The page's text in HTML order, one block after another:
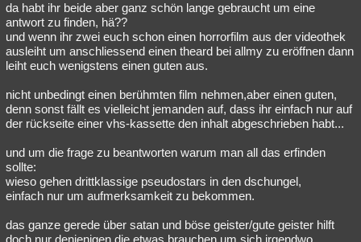
Natur Umfragen Unterhaltung
weitere Rubriken
Philosophie Träume Orte Esoterik Literatur
Astronomie Helpdesk Gruppen Gaming Filme
Musik Clash Verbesserungen Allmystery English
Besucht
Lesenswert Schlüsselwörter
da habt ihr beide aber ganz schön lange gebraucht um eine
antwort zu finden, hä??
und wenn ihr zwei euch schon einen horrorfilm aus der videothek
ausleiht um anschliessend einen theard bei allmy zu eröffnen dann
leiht euch wenigstens einen guten aus.
nicht unbedingt einen berühmten film nehmen,aber einen guten,
denn sonst fällt es vielleicht jemanden auf, dass ihr einfach nur auf
der rückseite einer vhs-kassette den inhalt abgeschrieben habt...
und um die frage zu beantworten warum man all das erfinden
sollte:
wieso gehen drittklassige pseudostars in den dschungel,
einfach nur um aufmerksamkeit zu bekommen.
das ganze gerede über satan und böse geister/gute geister hilft
doch nur denjenigen die etwas brauchen um sich irgendwo